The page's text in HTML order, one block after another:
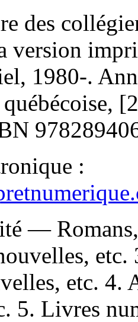
des
version
1980-.
québécoise,
:
—
etc.
5. Livres